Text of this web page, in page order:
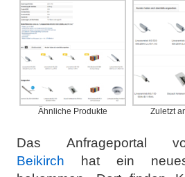
Ähnliche Produkte Zuletzt
Das Anfrageportal
Beikirch hat ein